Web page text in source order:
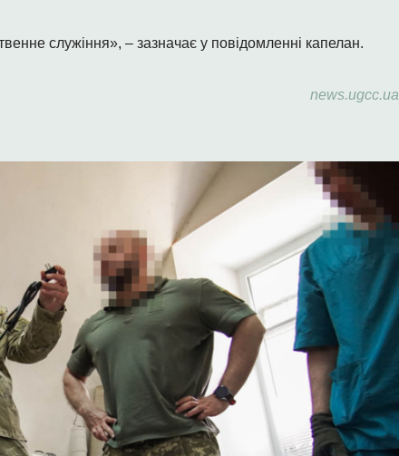
служіння», – зазначає у повідомленні капелан.
news.ugcc.ua